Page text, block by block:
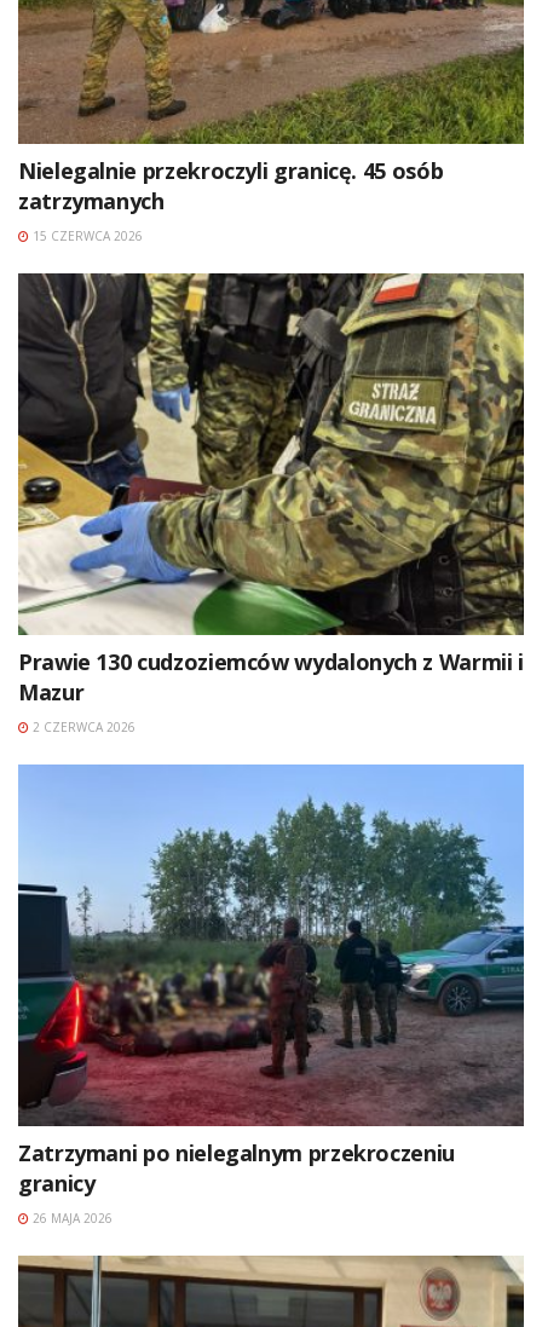
Nielegalnie przekroczyli granicę. 45 osób
zatrzymanych
15 CZERWCA 2026
Prawie 130 cudzoziemców wydalonych z Warmii i
Mazur
2 CZERWCA 2026
Zatrzymani po nielegalnym przekroczeniu
granicy
26 MAJA 2026